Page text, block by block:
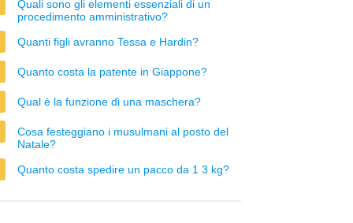
Quali sono gli elementi essenziali di un
procedimento amministrativo?
Quanti figli avranno Tessa e Hardin?
Quanto costa la patente in Giappone?
Qual è la funzione di una maschera?
Cosa festeggiano i musulmani al posto del
Natale?
Quanto costa spedire un pacco da 1 3 kg?